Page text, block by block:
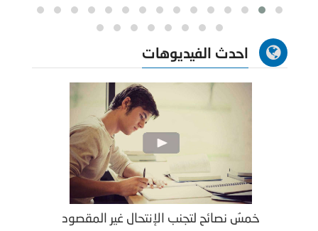
احدث الفيديوهات
خمسُ نصائح لتجنب الإنتحال غير المقصود